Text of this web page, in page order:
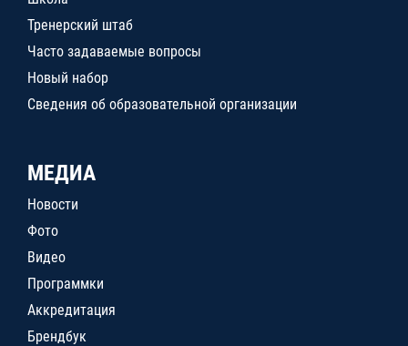
Тренерский штаб
Часто задаваемые вопросы
Новый набор
Сведения об образовательной организации
МЕДИА
Новости
Фото
Видео
Программки
Аккредитация
Брендбук